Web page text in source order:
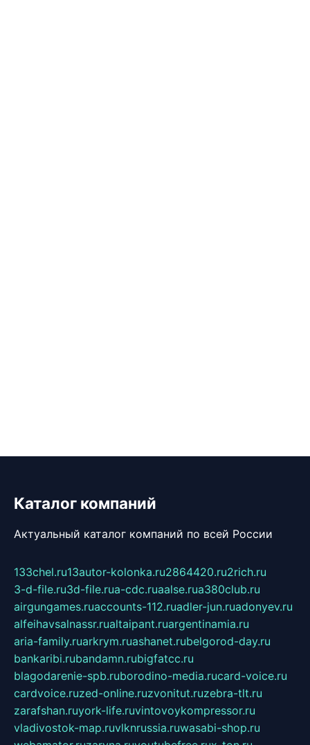
Каталог компаний
Актуальный каталог компаний по всей России
133chel.ru13autor-kolonka.ru2864420.ru2rich.ru
3-d-file.ru3d-file.rua-cdc.ruaalse.rua380club.ru
airgungames.ruaccounts-112.ruadler-jun.ruadonyev.ru
alfeihavsalnassr.rualtaipant.ruargentinamia.ru
aria-family.ruarkrym.ruashanet.rubelgorod-day.ru
bankaribi.rubandamn.rubigfatcc.ru
blagodarenie-spb.ruborodino-media.rucard-voice.ru
cardvoice.ruzed-online.ruzvonitut.ruzebra-tlt.ru
zarafshan.ruyork-life.ruvintovoykompressor.ru
vladivostok-map.ruvlknrussia.ruwasabi-shop.ru